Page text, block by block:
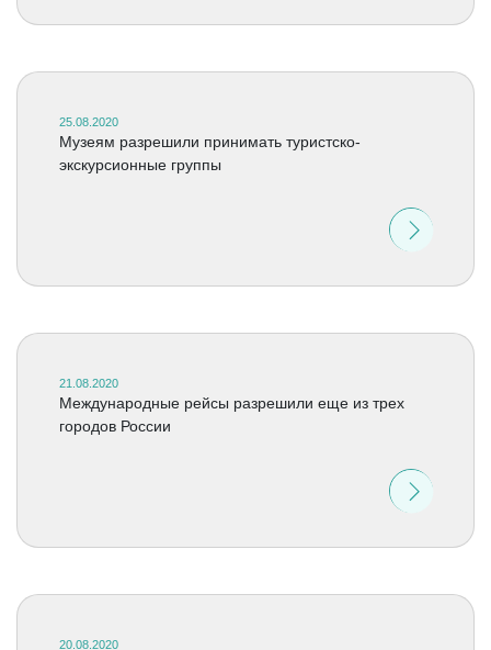
25.08.2020
Музеям разрешили принимать туристско-
экскурсионные группы
21.08.2020
Международные рейсы разрешили еще из трех
городов России
20.08.2020